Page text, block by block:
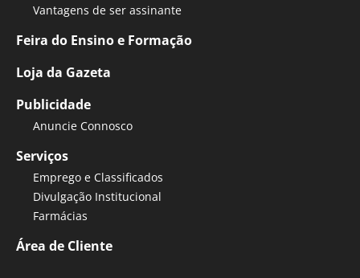
Vantagens de ser assinante
Feira do Ensino e Formação
Loja da Gazeta
Publicidade
Anuncie Connosco
Serviços
Emprego e Classificados
Divulgação Institucional
Farmácias
Área de Cliente